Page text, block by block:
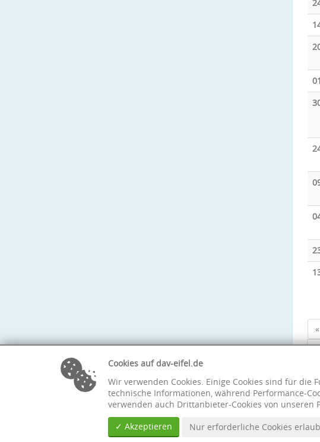
«
Cookies auf dav-eifel.de
Wir verwenden Cookies. Einige Cookies sind für
technische Informationen, während Performance-
verwenden auch Drittanbieter-Cookies von
✓ Akzeptieren
Nur erforderliche Cookies